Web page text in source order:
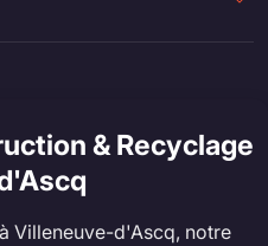
& Recyclage
Villeneuve-d'Ascq, notre